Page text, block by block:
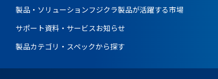
製品・ソリューションフジクラ製品が活躍する市場
サポート資料・サービスお知らせ
製品カテゴリ・スペックから探す